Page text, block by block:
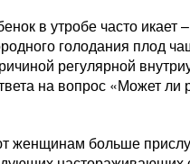
в утробе часто икает
голодания плод
регулярной
на вопрос «Может ли
женщинам больше